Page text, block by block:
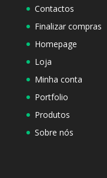
Contactos
Finalizar compras
Homepage
Loja
Minha conta
Portfolio
Produtos
Sobre nós